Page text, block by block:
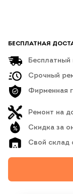
БЕСПЛАТНАЯ
Бесплатный
Срочный
Фирменная
Ремонт на
Скидка за
Свой склад